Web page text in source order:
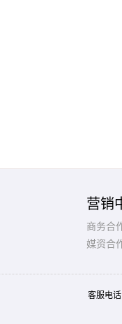
营销
商务合
媒资合
客服电